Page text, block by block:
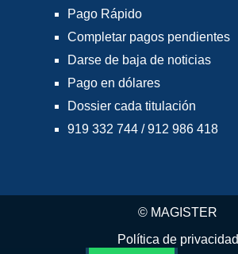
Pago Rápido
Completar pagos pendientes
Darse de baja de noticias
Pago en dólares
Dossier cada titulación
919 332 744 / 912 986 418
© MAGISTER
Política de privacidad